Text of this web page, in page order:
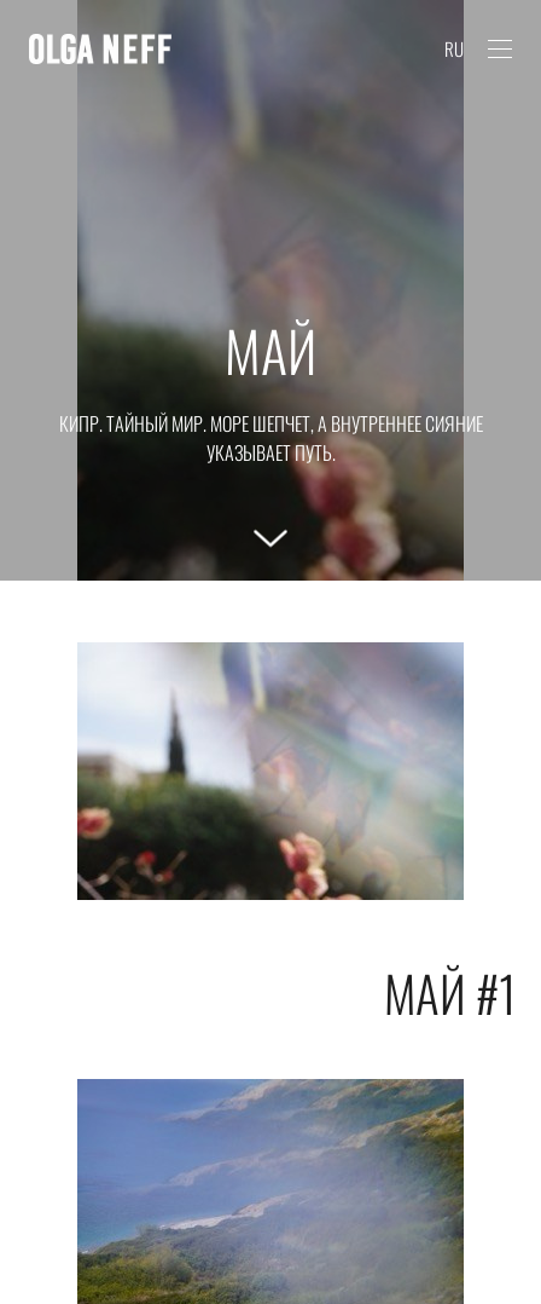
RU
МАЙ
КИПР. ТАЙНЫЙ МИР. МОРЕ ШЕПЧЕТ, А ВНУТРЕННЕЕ СИЯНИЕ
УКАЗЫВАЕТ ПУТЬ.
МАЙ #1